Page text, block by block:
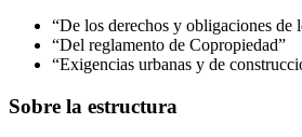
“De los derechos y obligaciones de
“Del reglamento de Copropiedad”
“Exigencias urbanas y de
Sobre la estructura